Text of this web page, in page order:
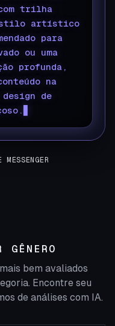
trilha
estilo artístico
para
ou uma
profunda,
na
de
MESSENGER
GÊNERO
bem avaliados
Encontre seu
de análises com IA.